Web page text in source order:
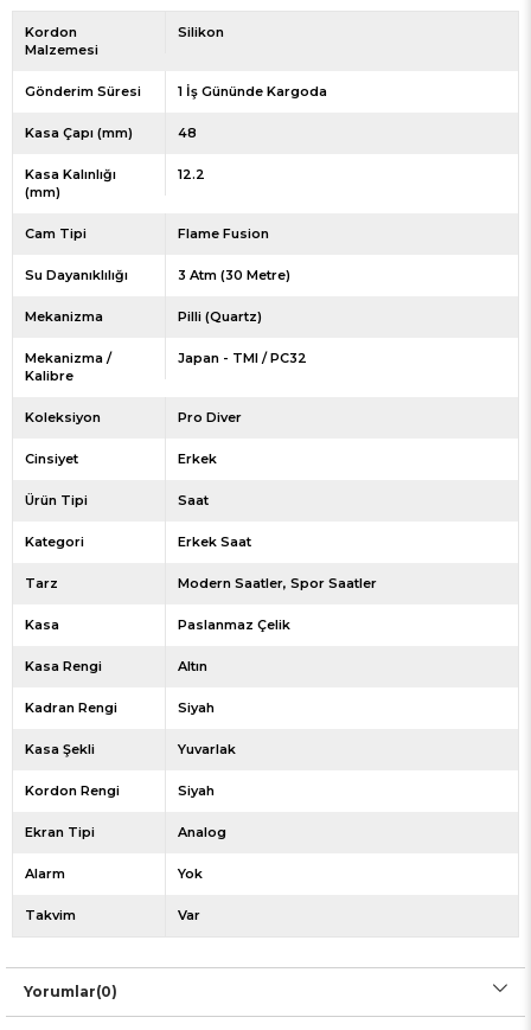
Kordon
Malzemesi
Silikon
Gönderim Süresi 1 İş Gününde Kargoda
Kasa Çapı (mm) 48
Kasa Kalınlığı
(mm)
12.2
Cam Tipi Flame Fusion
Su Dayanıklılığı 3 Atm (30 Metre)
Mekanizma Pilli (Quartz)
Mekanizma /
Kalibre
Japan - TMI / PC32
Koleksiyon Pro Diver
Cinsiyet Erkek
Ürün Tipi Saat
Kategori Erkek Saat
Tarz Modern Saatler Spor Saatler
Kasa Paslanmaz Çelik
Kasa Rengi Altın
Kadran Rengi Siyah
Kasa Şekli Yuvarlak
Kordon Rengi Siyah
Ekran Tipi Analog
Alarm Yok
Takvim Var
Yorumlar(0)